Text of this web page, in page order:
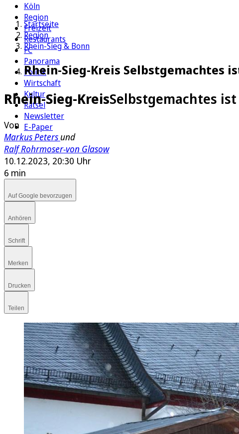
Köln
Region
Freizeit
Restaurants
FC
Panorama
Politik
Wirtschaft
Kultur
Rätsel
Newsletter
E-Paper
Startseite
Region
Rhein-Sieg & Bonn
Rhein-Sieg-Kreis Selbstgemachtes
Rhein-Sieg-KreisSelbstgemachtes
Von
Markus Peters und
Ralf Rohrmoser-von Glasow
10.12.2023, 20:30 Uhr
6 min
Auf Google bevorzugen
Anhören
Schrift
Merken
Drucken
Teilen